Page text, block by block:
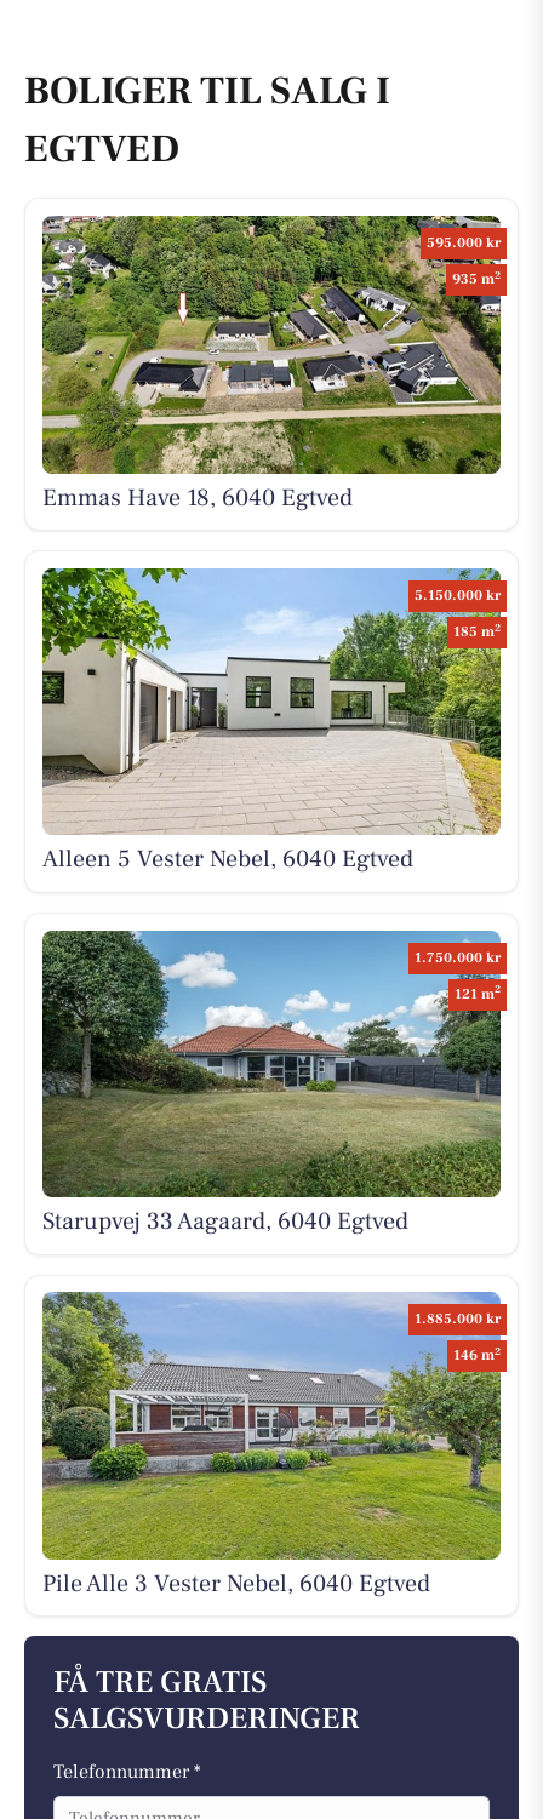
BOLIGER TIL SALG I
EGTVED
595.000 kr
935 m2
Emmas Have 18, 6040 Egtved
5.150.000 kr
185 m2
Alleen 5 Vester Nebel, 6040 Egtved
1.750.000 kr
121 m2
Starupvej 33 Aagaard, 6040 Egtved
1.885.000 kr
146 m2
Pile Alle 3 Vester Nebel, 6040 Egtved
FÅ TRE GRATIS
SALGSVURDERINGER
Telefonnummer *